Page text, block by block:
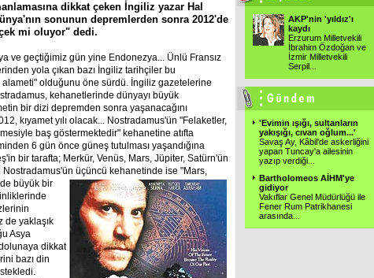
dikkat çeken İngiliz yazar Hal
sonunun depremlerden sonra 2012'de
mi oluyor" dedi.
ve geçtiğimiz gün yine Endonezya... Ünlü Fransız
yola çıkan bazı İngiliz tarihçiler bu
olduğunu öne sürdü. İngiliz gazetelerine
kehanetlerinde dünyayı büyük
bir dizi depremden sonra yaşanacağını
kıyamet yılı olacak... Nostradamus'ün "Felaketler,
baş göstermektedir" kehanetine atıfta
6 gün önce güneş tutulması yaşandığına
bir tarafta; Merkür, Venüs, Mars, Jüpiter, Satürn'ün
Nostradamus'ün üçüncü kehanetinde ise "Mars,
büyük bir
de yaklaşık
Asya
dikkat
bazı din
AKP'nin 'yıldız'ı
kaydı
Erzurum Milletvekili
İbrahim Özdoğan ve
İzmir Milletvekili
Serpil...
'Evimin ışığı, sultanların
yakışığı, cıvan oğlum...'
Savaş Ay, Kâbil'de askerliğini
yapan Tuncay'a ailesinin
yazıp verdiği...
Bartholomeos AİHM'ye
gidiyor
Vakıflar Genel Müdürlüğü ile
Fener Rum Patrikhanesi
arasında...